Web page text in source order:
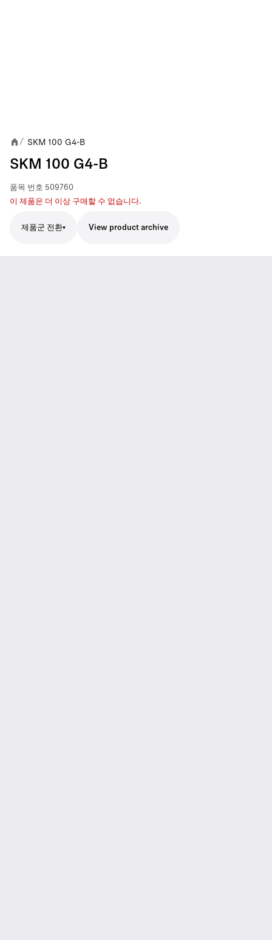
/ SKM 100 G4-B
SKM 100 G4-B
품목 번호 509760
이 제품은 더 이상 구매할 수 없습니다.
제품군 전환 View product archive